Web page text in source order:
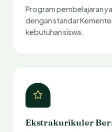
Program pembelajaran
dengan standar
kebutuhan siswa.
Ekstrakurikuler